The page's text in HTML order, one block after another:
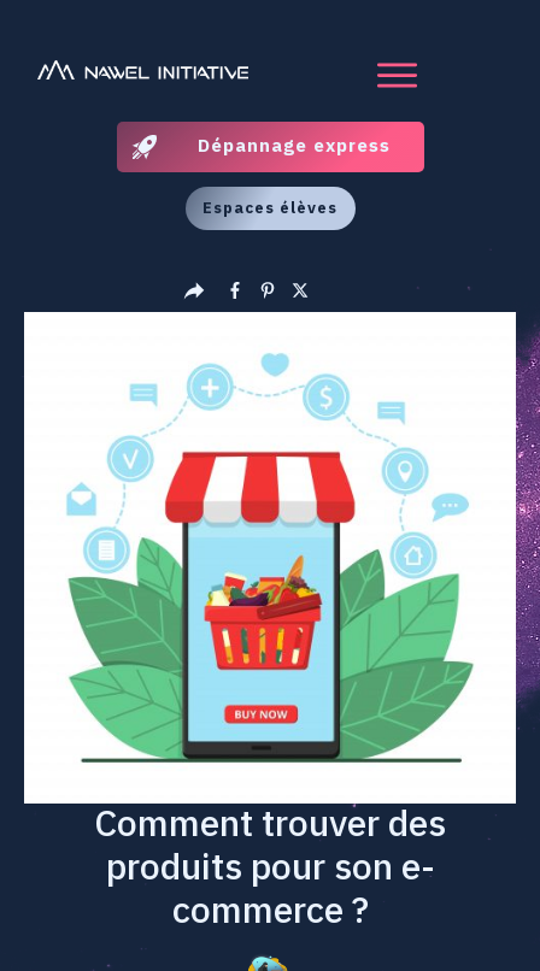
Dépannage express
Espaces élèves
Comment trouver des
produits pour son e-
commerce ?